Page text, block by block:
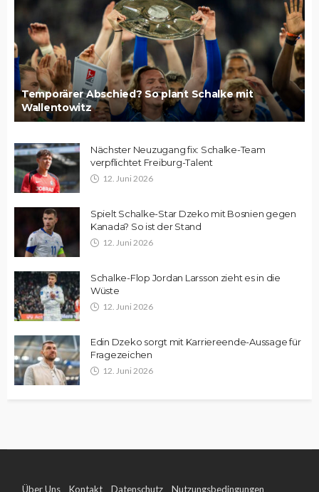
Temporärer Abschied? So plant Schalke mit
Wallentowitz
Nächster Neuzugang fix: Schalke-Team
verpflichtet Freiburg-Talent
12. Juni 2026
Spielt Schalke-Star Dzeko mit Bosnien gegen
Kanada? So ist der Stand
12. Juni 2026
Schalke-Flop Jordan Larsson zieht es in die
Wüste
12. Juni 2026
Edin Dzeko sorgt mit Karriereende-Aussage für
Fragezeichen
12. Juni 2026
Über Uns Kontakt Datenschutz Nutzungsbedingungen